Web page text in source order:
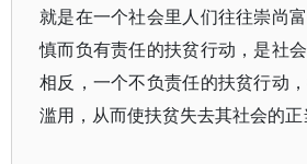
就是在一个社会里人们往往崇尚
慎而负有责任的扶贫行动，是社
相反，一个不负责任的扶贫行动
滥用，从而使扶贫失去其社会的正